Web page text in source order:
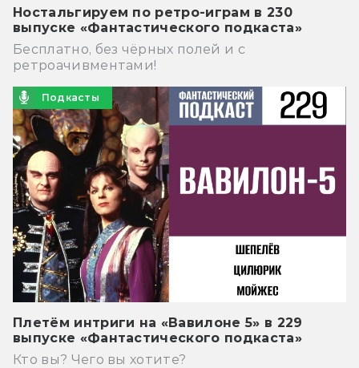
Ностальгируем по ретро-играм в 230
выпуске «Фантастического подкаста»
Бесплатно, без чёрных полей и с
ретроачивментами!
Подкасты
Плетём интриги на «Вавилоне 5» в 229
выпуске «Фантастического подкаста»
Кто вы? Чего вы хотите?